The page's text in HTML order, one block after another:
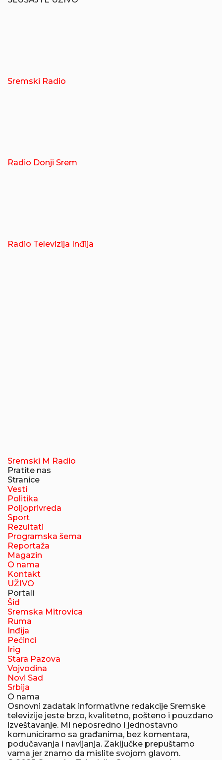
Sremski Radio
Radio Donji Srem
Radio Televizija Inđija
Sremski M Radio
Pratite nas
Stranice
Vesti
Politika
Poljoprivreda
Sport
Rezultati
Programska šema
Reportaža
Magazin
O nama
Kontakt
UŽIVO
Portali
Šid
Sremska Mitrovica
Ruma
Inđija
Pećinci
Irig
Stara Pazova
Vojvodina
Novi Sad
Srbija
O nama
Osnovni zadatak informativne redakcije Sremske
televizije jeste brzo, kvalitetno, pošteno i pouzdano
izveštavanje. Mi neposredno i jednostavno
komuniciramo sa građanima, bez komentara,
podučavanja i navijanja. Zaključke prepuštamo
vama jer znamo da mislite svojom glavom.